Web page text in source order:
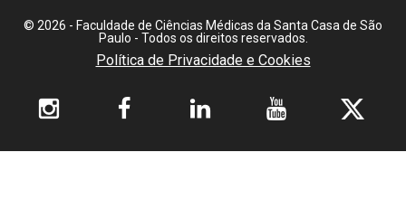
© 2026 - Faculdade de Ciências Médicas da Santa Casa de São
Paulo - Todos os direitos reservados.
Política de Privacidade e Cookies